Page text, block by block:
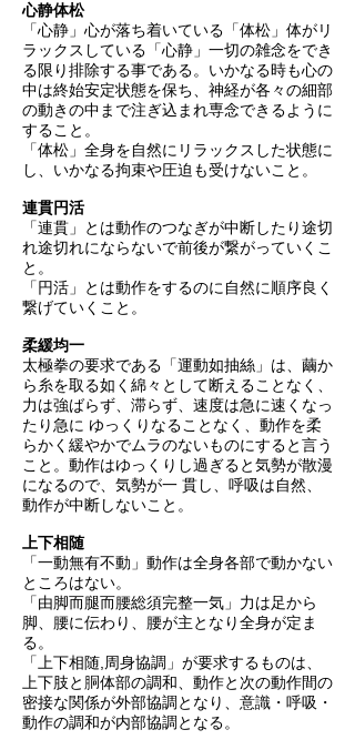
心静体松
「心静」心が落ち着いている 「体松」体がリ
ラックスしている 「心静」一切の雑念をでき
る限り排除する事である。いかなる時も心の
中は終始安定状態を保ち、神経が各々の細部
の動きの中まで注ぎ込まれ専念できるように
すること。
「体松」全身を自然にリラックスした状態に
し、いかなる拘束や圧迫も受けないこと。
連貫円活
「連貫」とは動作のつなぎが中断したり途切
れ途切れにならないで前後が繋がっていくこ
と。
「円活」とは動作をするのに自然に順序良く
繋げていくこと。
柔緩均一
太極拳の要求である「運動如抽絲」は、繭か
ら糸を取る如く綿々として断えることなく、
力は強ばらず、滞らず、速度は急に速くなっ
たり急に ゆっくりなることなく、動作を柔
らかく緩やかでムラのないものにすると言う
こと。動作はゆっくりし過ぎると気勢が散漫
になるので、気勢が一 貫し、呼吸は自然、
動作が中断しないこと。
上下相随
「一動無有不動」動作は全身各部で動かない
ところはない。
「由脚而腿而腰総須完整一気」力は足から
脚、腰に伝わり、腰が主となり全身が定ま
る。
「上下相随,周身協調」が要求するものは、
上下肢と胴体部の調和、動作と次の動作間の
密接な関係が外部協調となり、意識・呼吸・
動作の調和が内部協調となる。